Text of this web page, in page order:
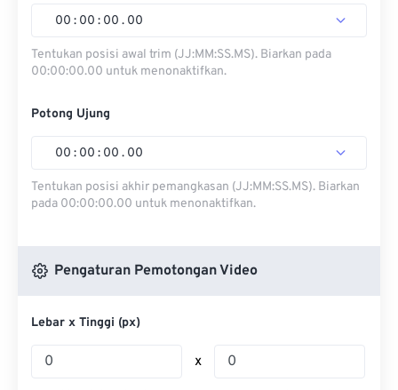
00 : 00 : 00 . 00
Tentukan posisi awal trim (JJ:MM:SS.MS). Biarkan pada
00:00:00.00 untuk menonaktifkan.
Potong Ujung
00 : 00 : 00 . 00
Tentukan posisi akhir pemangkasan (JJ:MM:SS.MS). Biarkan
pada 00:00:00.00 untuk menonaktifkan.
Pengaturan Pemotongan Video
Lebar x Tinggi (px)
x